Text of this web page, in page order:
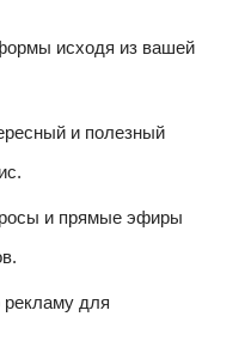
исходя из вашей
и полезный
и прямые эфиры
рекламу для